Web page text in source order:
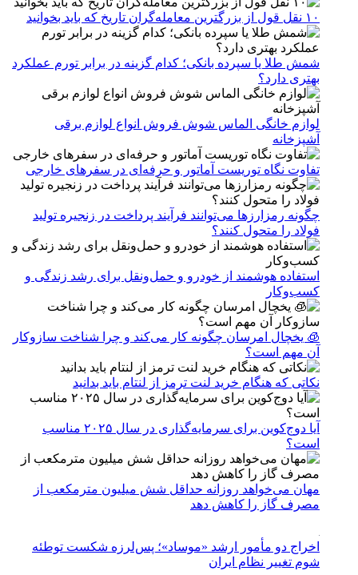
۱۰ نقل قول از بزرگترین معامله‌گران تاریخ که باید بخوانید
شمش طلا یا سپرده بانکی؛ کدام گزینه در برابر تورم عملکرد
بهتری دارد؟
لوازم خانگی الماس شوش فروش انواع لوازم برقی
آشپزخانه
تفاوت نگاه توریست آماتور و حرفه‌ای در سفرهای خارجی
چگونه رمزارزها می‌توانند فرآیند پرداخت در زنجیره تولید
فولاد را متحول کنند؟
استفاده هوشمند از خودرو و حمل‌ونقل برای رشد زندگی و
کسب‌وکار
🧊 یخچال امرسان چگونه کار می‌کند و چرا شناخت سازوکار
آن مهم است؟
نکاتی که هنگام خرید لنت ترمز از لنتام باید بدانید
آیا دوج‌کوین برای سرمایه‌گذاری در سال ۲۰۲۵ مناسب
است؟
مهان می‌خواهد روزانه حداقل شش میلیون مترمکعب از
مصرف گاز را کاهش دهد
اخراج دو مأمور ارشد «موساد»؛ پس‌لرزه شکست توطئه
شوم تغییر نظام ایران